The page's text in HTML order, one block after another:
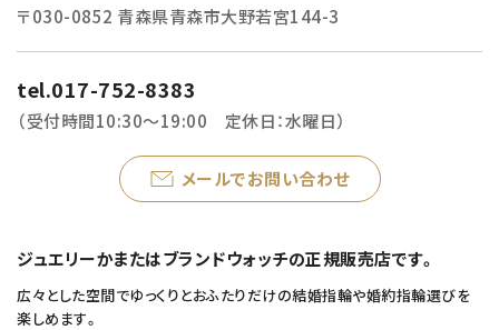
〒030-0852 青森県青森市大野若宮144-3
tel.017-752-8383
（受付時間10:30～19:00 定休日：水曜日）
メールでお問い合わせ
ジュエリーかまたはブランドウォッチの正規販売店です。
広々とした空間でゆっくりとおふたりだけの結婚指輪や婚約指輪選びを
楽しめます。